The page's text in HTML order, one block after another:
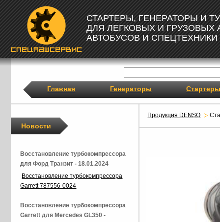
СТАРТЕРЫ, ГЕНЕРАТОРЫ И
ДЛЯ ЛЕГКОВЫХ И ГРУЗОВЫХ
АВТОБУСОВ И СПЕЦТЕХНИКИ
Главная Генераторы Стартеры
Продукция DENSO
Новости
Восстановление турбокомпрессора
для Форд Транзит - 18.01.2024
Восстановление турбокомпрессора
Garrett 787556-0024
Восстановление турбокомпрессора
Garrett для Mercedes GL350 -